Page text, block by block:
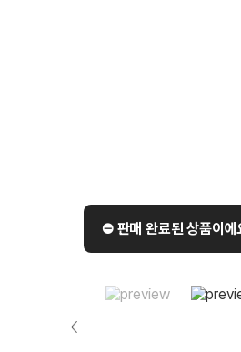
⛔️ 판매 완료된 상품이에